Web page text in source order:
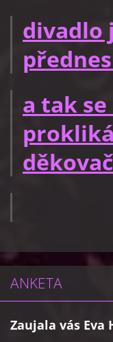
divadlo
a tak
ANKETA
Zaujala vás Eva